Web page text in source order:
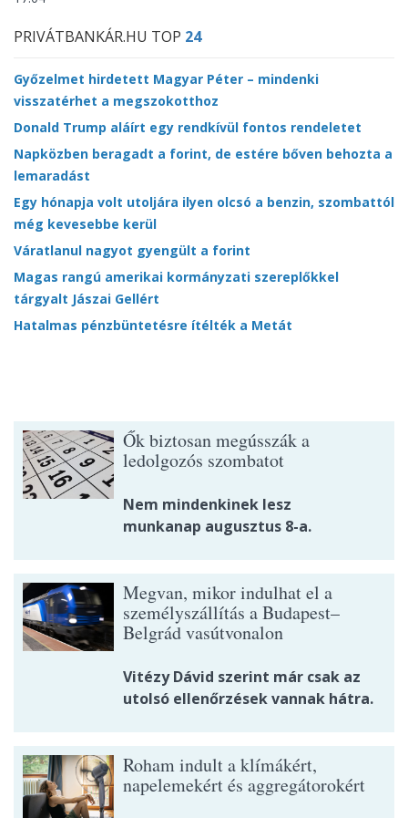
PRIVÁTBANKÁR.HU TOP 24
Győzelmet hirdetett Magyar Péter – mindenki
visszatérhet a megszokotthoz
Donald Trump aláírt egy rendkívül fontos rendeletet
Napközben beragadt a forint, de estére bőven behozta a
lemaradást
Egy hónapja volt utoljára ilyen olcsó a benzin, szombattól
még kevesebbe kerül
Váratlanul nagyot gyengült a forint
Magas rangú amerikai kormányzati szereplőkkel
tárgyalt Jászai Gellért
Hatalmas pénzbüntetésre ítélték a Metát
Ők biztosan megússzák a
ledolgozós szombatot
Nem mindenkinek lesz
munkanap augusztus 8-a.
Megvan, mikor indulhat el a
személyszállítás a Budapest–
Belgrád vasútvonalon
Vitézy Dávid szerint már csak az
utolsó ellenőrzések vannak hátra.
Roham indult a klímákért,
napelemekért és aggregátorokért